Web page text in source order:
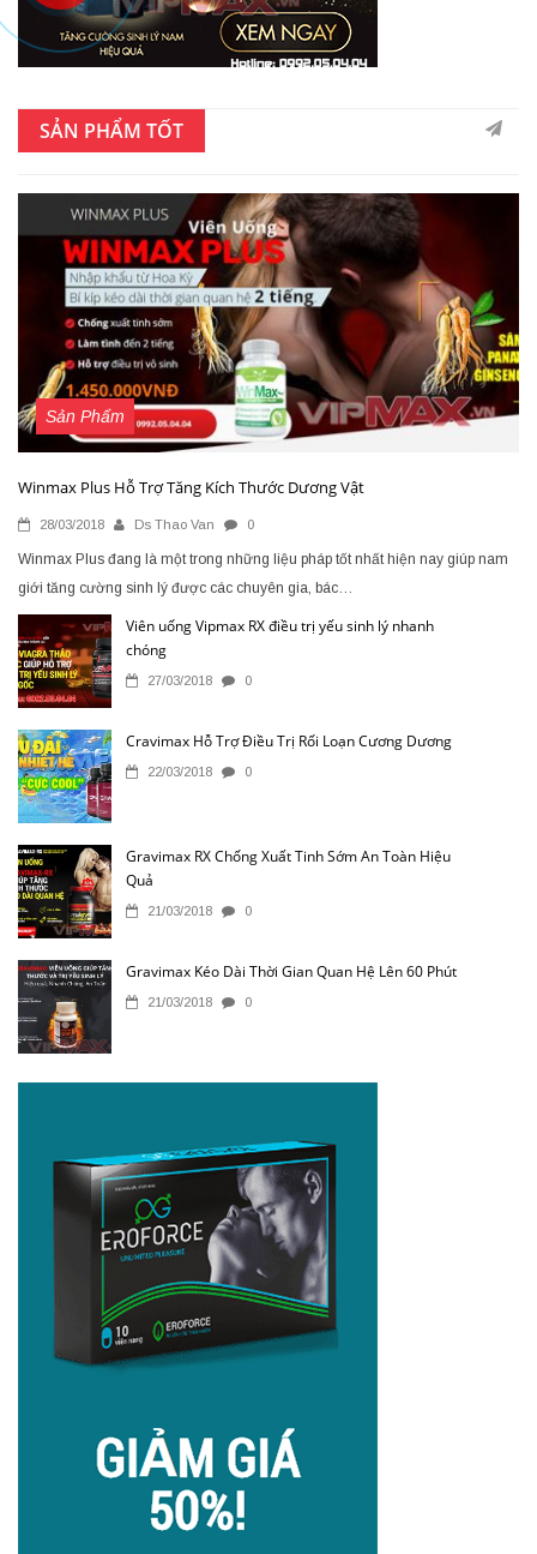
SẢN PHẨM TỐT
Sản Phẩm
Winmax Plus Hỗ Trợ Tăng Kích Thước Dương Vật
28/03/2018 Ds Thao Van 0
Winmax Plus đang là một trong những liệu pháp tốt nhất hiện nay giúp nam
giới tăng cường sinh lý được các chuyên gia, bác…
Viên uống Vipmax RX điều trị yếu sinh lý nhanh
chóng
27/03/2018 0
Cravimax Hỗ Trợ Điều Trị Rối Loạn Cương Dương
22/03/2018 0
Gravimax RX Chống Xuất Tinh Sớm An Toàn Hiệu
Quả
21/03/2018 0
Gravimax Kéo Dài Thời Gian Quan Hệ Lên 60 Phút
21/03/2018 0